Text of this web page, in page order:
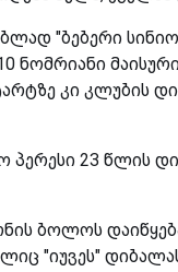
"ბებერი
ნომრიანი
კი კლუბის
23 წლის
ბოლოს
"იუვეს"